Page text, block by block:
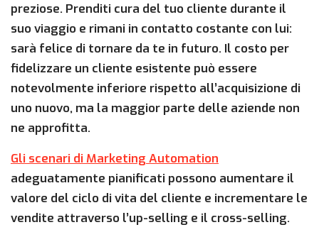
preziose. Prenditi cura del tuo cliente durante il
suo viaggio e rimani in contatto costante con lui:
sarà felice di tornare da te in futuro. Il costo per
fidelizzare un cliente esistente può essere
notevolmente inferiore rispetto all’acquisizione di
uno nuovo, ma la maggior parte delle aziende non
ne approfitta.
Gli scenari di Marketing Automation
adeguatamente pianificati possono aumentare il
valore del ciclo di vita del cliente e incrementare le
vendite attraverso l’up-selling e il cross-selling.